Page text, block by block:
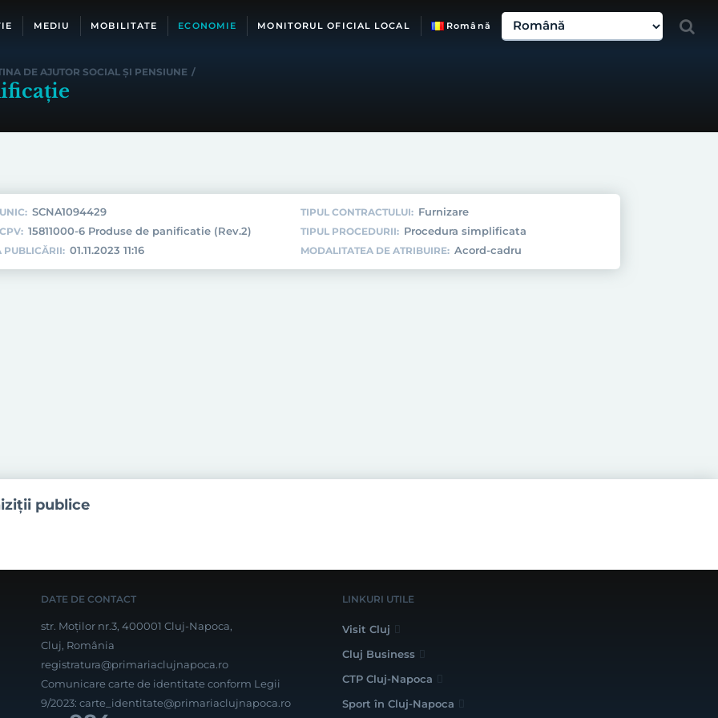
MEDIU MOBILITATE ECONOMIE MONITORUL OFICIAL LOCAL Română
DE AJUTOR SOCIAL ȘI PENSIUNE /
SCNA1094429
15811000-6 Produse de panificatie (Rev.2)
PUBLICĂRII: 01.11.2023 11:16
TIPUL CONTRACTULUI: Furnizare
TIPUL PROCEDURII: Procedura simplificata
MODALITATEA DE ATRIBUIRE: Acord-cadru
publice
DATE DE CONTACT
str. Moților nr.3, 400001 Cluj-Napoca,
Cluj, România
registratura@primariaclujnapoca.ro
Comunicare carte de identitate conform Legii
9/2023: carte_identitate@primariaclujnapoca.ro
LINKURI UTILE
Visit Cluj
Cluj Business
CTP Cluj-Napoca
Sport în Cluj-Napoca